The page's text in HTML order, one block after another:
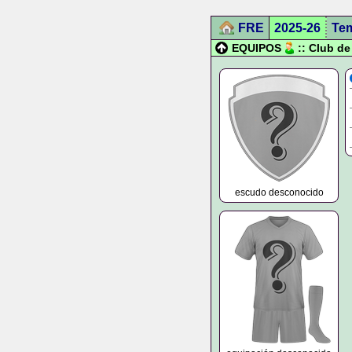
FRE 2025-26
EQUIPOS
:: Club
escudo desconocido